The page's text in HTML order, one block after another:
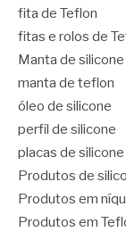
fita de Teflon
fitas e rolos de
Manta de silicone
manta de teflon
óleo de silicone
perfil de silicone
placas de silicone
Produtos de
Produtos em
Produtos em